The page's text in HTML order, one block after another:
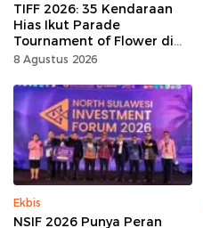
TIFF 2026: 35 Kendaraan
Hias Ikut Parade
Tournament of Flower di
Tomohon
8 Agustus 2026
Ekbis
NSIF 2026 Punya Peran